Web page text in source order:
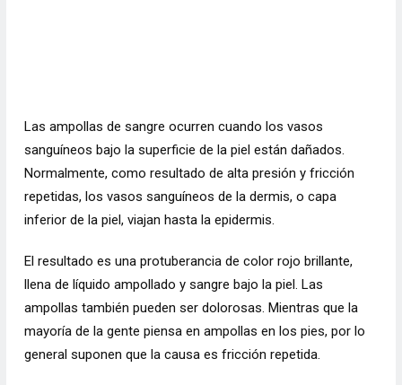
Las ampollas de sangre ocurren cuando los vasos
sanguíneos bajo la superficie de la piel están dañados.
Normalmente, como resultado de alta presión y fricción
repetidas, los vasos sanguíneos de la dermis, o capa
inferior de la piel, viajan hasta la epidermis.
El resultado es una protuberancia de color rojo brillante,
llena de líquido ampollado y sangre bajo la piel. Las
ampollas también pueden ser dolorosas. Mientras que la
mayoría de la gente piensa en ampollas en los pies, por lo
general suponen que la causa es fricción repetida.